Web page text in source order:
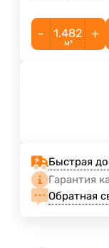
- +
м²
Быстрая
Гарантия
Обратная